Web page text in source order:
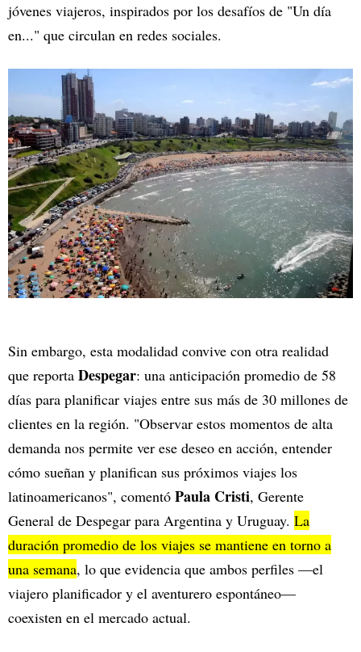
jóvenes viajeros, inspirados por los desafíos de "Un día
en..." que circulan en redes sociales.
Sin embargo, esta modalidad convive con otra realidad
que reporta Despegar: una anticipación promedio de 58
días para planificar viajes entre sus más de 30 millones de
clientes en la región. "Observar estos momentos de alta
demanda nos permite ver ese deseo en acción, entender
cómo sueñan y planifican sus próximos viajes los
latinoamericanos", comentó Paula Cristi, Gerente
General de Despegar para Argentina y Uruguay. La
duración promedio de los viajes se mantiene en torno a
una semana, lo que evidencia que ambos perfiles —el
viajero planificador y el aventurero espontáneo—
coexisten en el mercado actual.